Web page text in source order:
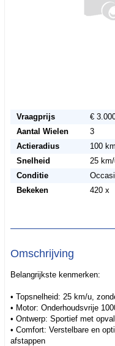
Vraagprijs
€
Aantal Wielen
3
Actieradius
100 km
Snelheid
25
Conditie
Bekeken
420 x
Omschrijving
Belangrijkste kenmerken:
• Topsnelheid: 25 km/u,
• Motor: Onderhoudsvrije
• Ontwerp: Sportief met
• Comfort: Verstelbare en
afstappen